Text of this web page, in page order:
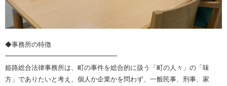
◆事務所の特徴
━━━━━━━━━━━━━━━━━
姫路総合法律事務所は、町の事件を総合的に扱う「町の人々」の「味
方」でありたいと考え、個人か企業かを問わず、一般民事、刑事、家